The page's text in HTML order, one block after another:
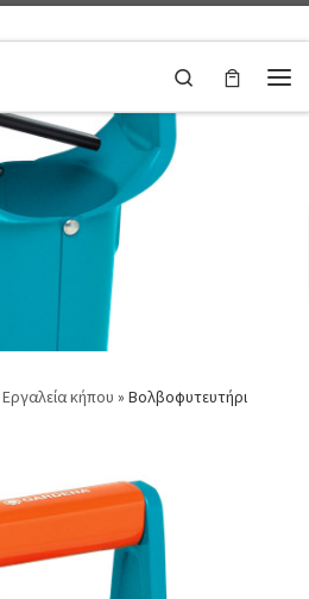
Search
Εργαλεία κήπου » Βολβοφυτευτήρι